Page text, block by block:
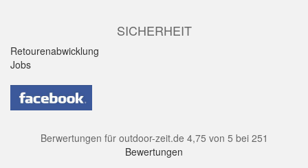
SICHERHEIT
Retourenabwicklung
Jobs
Berwertungen für outdoor-zeit.de 4,75 von 5 bei 251
Bewertungen